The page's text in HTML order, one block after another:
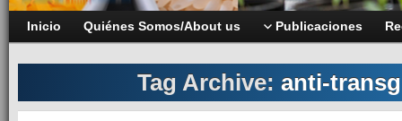
Inicio Quiénes Somos/About us Publicaciones
Tag Archive: anti-